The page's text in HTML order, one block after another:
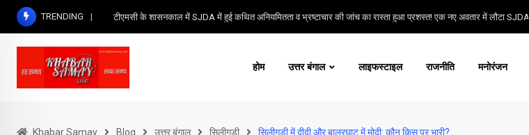
Skip
content
TRENDING टीएमसी के शासनकाल में SJDA में हुई कथित अनियमितता व भ्रष्टाचार की जांच का रास्ता हुआ प्रशस्त! एक नए अवतार में लौटा SJDA!
होम उत्तर बंगाल लाइफस्टाइल राजनीति मनोरंजन
Khabar Samay Blog उत्तर बंगाल सिलीगुड़ी सिलीगुड़ी में दीदी और बालूरघाट में मोदी: कौन किस पर भारी?